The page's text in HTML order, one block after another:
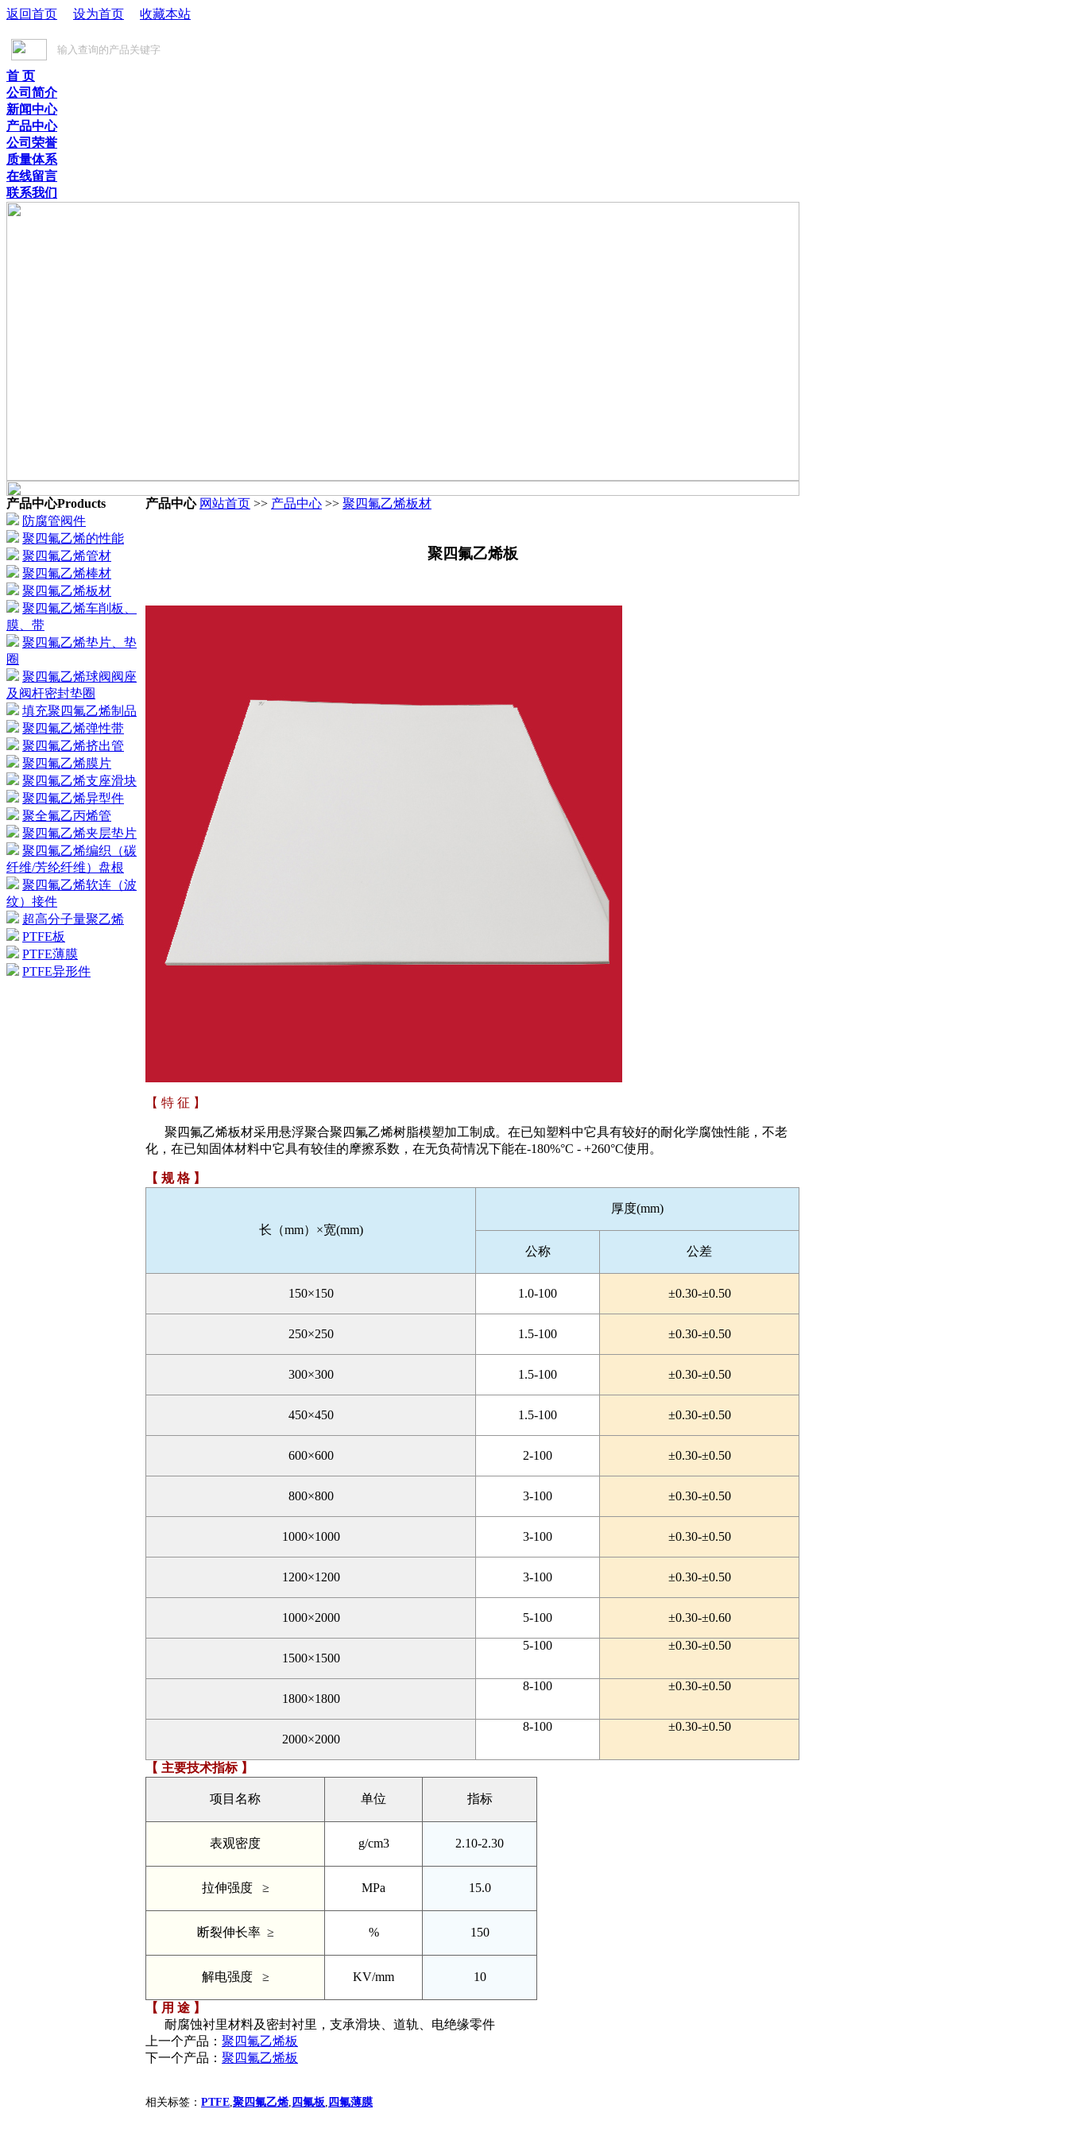
返回首页 设为首页 收藏本站
首 页
公司简介
新闻中心
产品中心
公司荣誉
质量体系
在线留言
联系我们
产品中心Products
防腐管阀件
聚四氟乙烯的性能
聚四氟乙烯管材
聚四氟乙烯棒材
聚四氟乙烯板材
聚四氟乙烯车削板、
膜、带
聚四氟乙烯垫片、垫
圈
聚四氟乙烯球阀阀座
及阀杆密封垫圈
填充聚四氟乙烯制品
聚四氟乙烯弹性带
聚四氟乙烯挤出管
聚四氟乙烯膜片
聚四氟乙烯支座滑块
聚四氟乙烯异型件
聚全氟乙丙烯管
聚四氟乙烯夹层垫片
聚四氟乙烯编织（碳
纤维/芳纶纤维）盘根
聚四氟乙烯软连（波
纹）接件
超高分子量聚乙烯
PTFE板
PTFE薄膜
PTFE异形件
产品中心 网站首页 >> 产品中心 >> 聚四氟乙烯板材
聚四氟乙烯板
【 特 征 】
聚四氟乙烯板材采用悬浮聚合聚四氟乙烯树脂模塑加工制成。在已知塑料中它具有较好的耐化学腐蚀性能，不老
化，在已知固体材料中它具有较佳的摩擦系数，在无负荷情况下能在-180%°C - +260°C使用。
【 规 格 】
长（mm）×宽(mm)
厚度(mm)
公称 公差
150×150 1.0-100 ±0.30-±0.50
250×250 1.5-100 ±0.30-±0.50
300×300 1.5-100 ±0.30-±0.50
450×450 1.5-100 ±0.30-±0.50
600×600 2-100 ±0.30-±0.50
800×800 3-100 ±0.30-±0.50
1000×1000 3-100 ±0.30-±0.50
1200×1200 3-100 ±0.30-±0.50
1000×2000 5-100 ±0.30-±0.60
1500×1500
5-100 ±0.30-±0.50
1800×1800
8-100 ±0.30-±0.50
2000×2000
8-100 ±0.30-±0.50
【 主要技术指标 】
项目名称 单位 指标
表观密度 g/cm3 2.10-2.30
拉伸强度 ≥ MPa 15.0
断裂伸长率 ≥ % 150
解电强度 ≥ KV/mm 10
【 用 途 】
耐腐蚀衬里材料及密封衬里，支承滑块、道轨、电绝缘零件
上一个产品： 聚四氟乙烯板
下一个产品： 聚四氟乙烯板
相关标签： PTFE,聚四氟乙烯, 四氟板, 四氟薄膜